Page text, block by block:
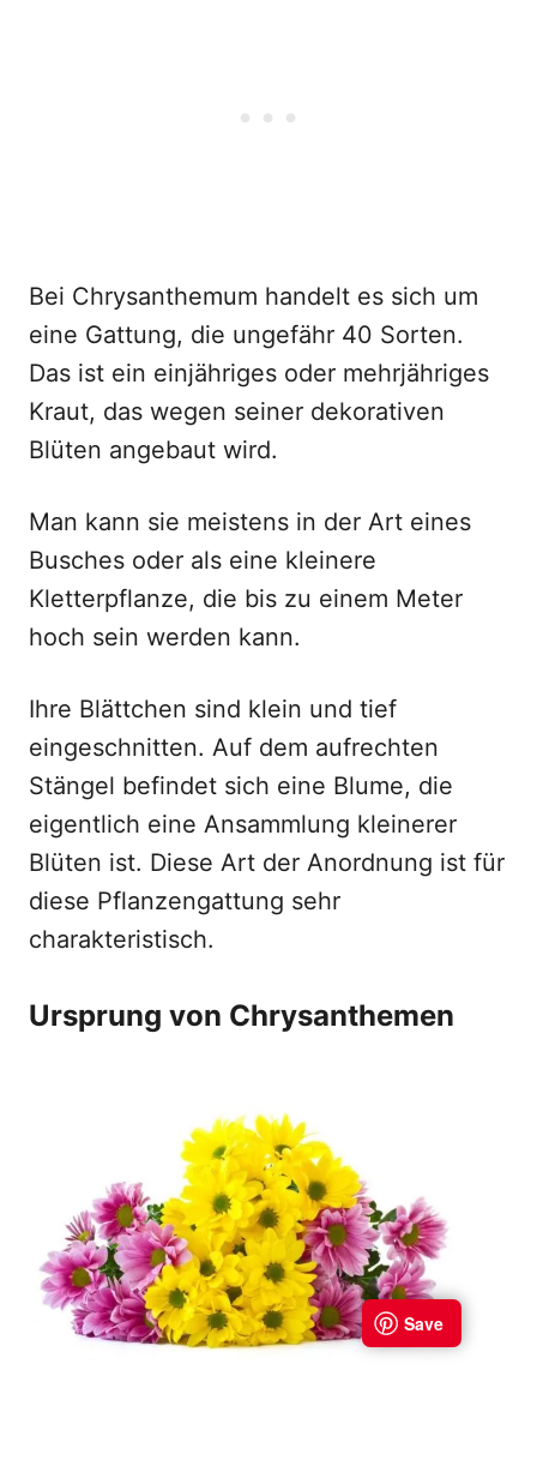
Bei Chrysanthemum handelt es sich um
eine Gattung, die ungefähr 40 Sorten.
Das ist ein einjähriges oder mehrjähriges
Kraut, das wegen seiner dekorativen
Blüten angebaut wird.
Man kann sie meistens in der Art eines
Busches oder als eine kleinere
Kletterpflanze, die bis zu einem Meter
hoch sein werden kann.
Ihre Blättchen sind klein und tief
eingeschnitten. Auf dem aufrechten
Stängel befindet sich eine Blume, die
eigentlich eine Ansammlung kleinerer
Blüten ist. Diese Art der Anordnung ist für
diese Pflanzengattung sehr
charakteristisch.
Ursprung von Chrysanthemen